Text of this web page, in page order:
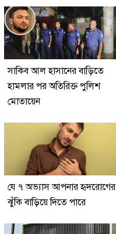
সাকিব আল হাসানের বাড়িতে
হামলার পর অতিরিক্ত পুলিশ
মোতায়েন
যে ৭ অভ্যাস আপনার হৃদরোগের
ঝুঁকি বাড়িয়ে দিতে পারে